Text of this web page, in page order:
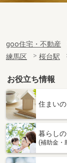
goo住宅・不動産
練馬区
桜台駅
お役立ち情報
住まい
暮らし
(補助金・